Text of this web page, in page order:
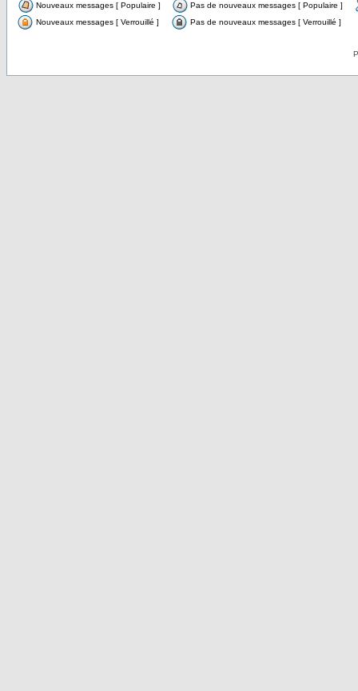
Nouveaux messages [ Populaire ]
Pas de nouveaux messages [ Populaire ]
Nouveaux messages [ Verrouillé ]
Pas de nouveaux messages [ Verrouillé ]